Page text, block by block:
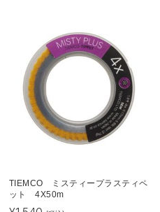
TIEMCO ミスティープラスティペ
ット 4X50m